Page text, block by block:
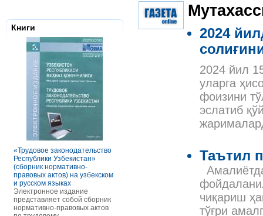
Книги
«Трудовое законодательство
Республики Узбекистан»
(сборник нормативно-
правовых актов) на узбекском
и русском языках
Электронное издание
представляет собой сборник
нормативно-правовых актов
РАСЧЕТЫ С ПЕРСОНАЛОМ II
ТОМ ОСОБЕННОСТИ
В книге рассмотрены вопросы
оплаты труда отдельных
отдельных сферах и случаях.
Налоговое
Республики
Данное
сборник
правовых
Узбекистан.
законы,
2024
2024 йил
уларга
фоизини
эслатиб
Таътил
чиқариш
тўғри